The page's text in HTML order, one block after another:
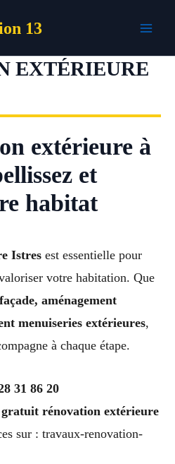
13
EXTÉRIEURE
extérieure à
et
habitat
Istres est essentielle pour
votre habitation. Que
aménagement
menuiseries extérieures,
à chaque étape.
31 86 20
rénovation extérieure
sur : travaux-renovation-